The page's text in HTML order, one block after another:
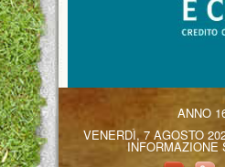
ANNO
VENERDÌ, 7 AGOSTO
INFORMAZIONE